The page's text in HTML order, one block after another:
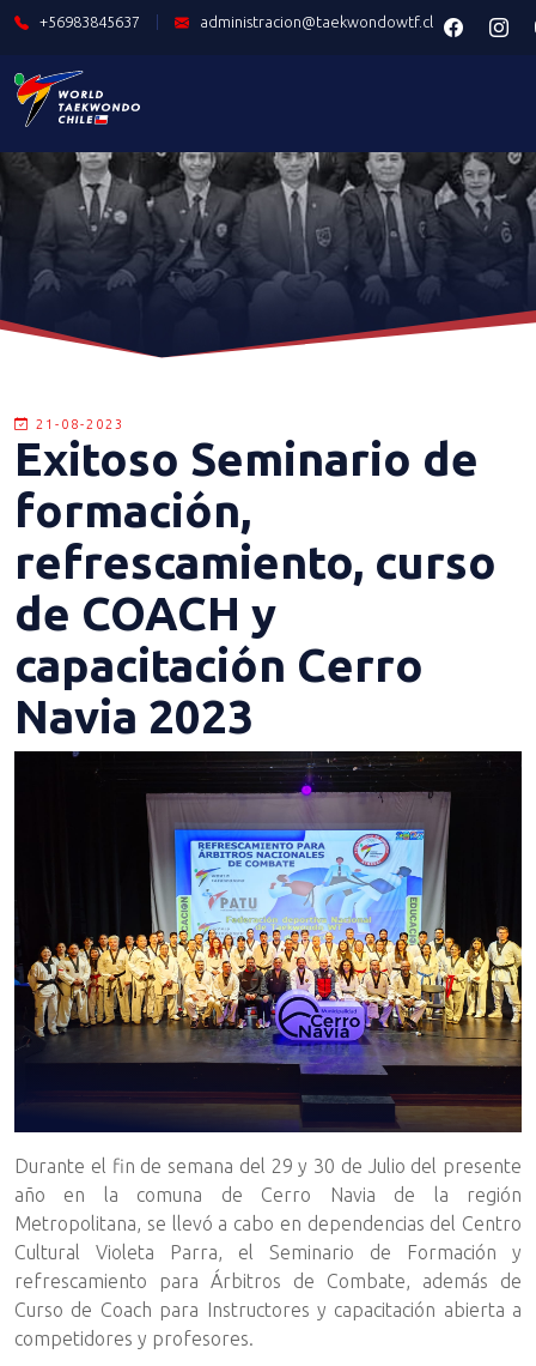
21-08-2023
Exitoso Seminario de
formación,
refrescamiento, curso
de COACH y
capacitación Cerro
Navia 2023
Durante el fin de semana del 29 y 30 de Julio del presente
año en la comuna de Cerro Navia de la región
Metropolitana, se llevó a cabo en dependencias del Centro
Cultural Violeta Parra, el Seminario de Formación y
refrescamiento para Árbitros de Combate, además de
Curso de Coach para Instructores y capacitación abierta a
competidores y profesores.
+56983845637 administracion@taekwondowtf.cl